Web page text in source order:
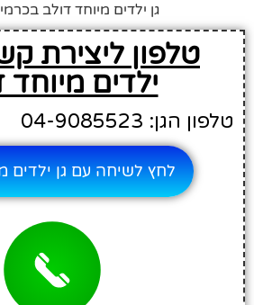
גן ילדים מיוחד דולב
טלפון ליצירת
ילדים מיוחד
טלפון הגן: 04-9085523
לחץ לשיחה עם גן ילדים